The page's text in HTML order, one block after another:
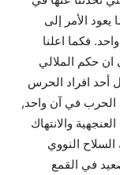
يعود الأمر إلى
فكما اعلنا
ان حكم الملالي
أحد افراد الحرس
الحرب في آن واحد,
والانتهاك
السلاح النووي
في القمع